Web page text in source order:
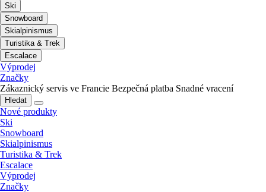
Ski
Snowboard
Skialpinismus
Turistika & Trek
Escalace
Výprodej
Značky
Zákaznický servis ve Francie Bezpečná platba Snadné vracení
Hledat
Nové produkty
Ski
Snowboard
Skialpinismus
Turistika & Trek
Escalace
Výprodej
Značky